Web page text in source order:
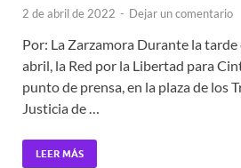
2 de abril de 2022 - Dejar un comentario
Por: La Zarzamora Durante la tarde
abril, la Red por la Libertad para
punto de prensa, en la plaza de los
Justicia de …
LEER MÁS